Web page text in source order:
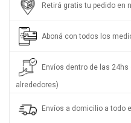
Retirá gratis tu pedido en
Aboná con todos los
Envíos dentro de las
alrededores)
Envíos a domicilio a todo